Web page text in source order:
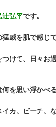
辻弘平です。
威を肌で感じて
けて、日々お
を思い浮かべ
カ、ビーチ、